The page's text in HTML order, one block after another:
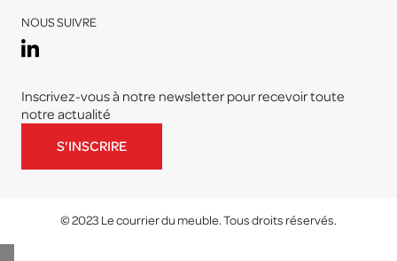
NOUS SUIVRE
Inscrivez-vous à notre newsletter pour recevoir toute
notre actualité
S'INSCRIRE
© 2023 Le courrier du meuble. Tous droits réservés.